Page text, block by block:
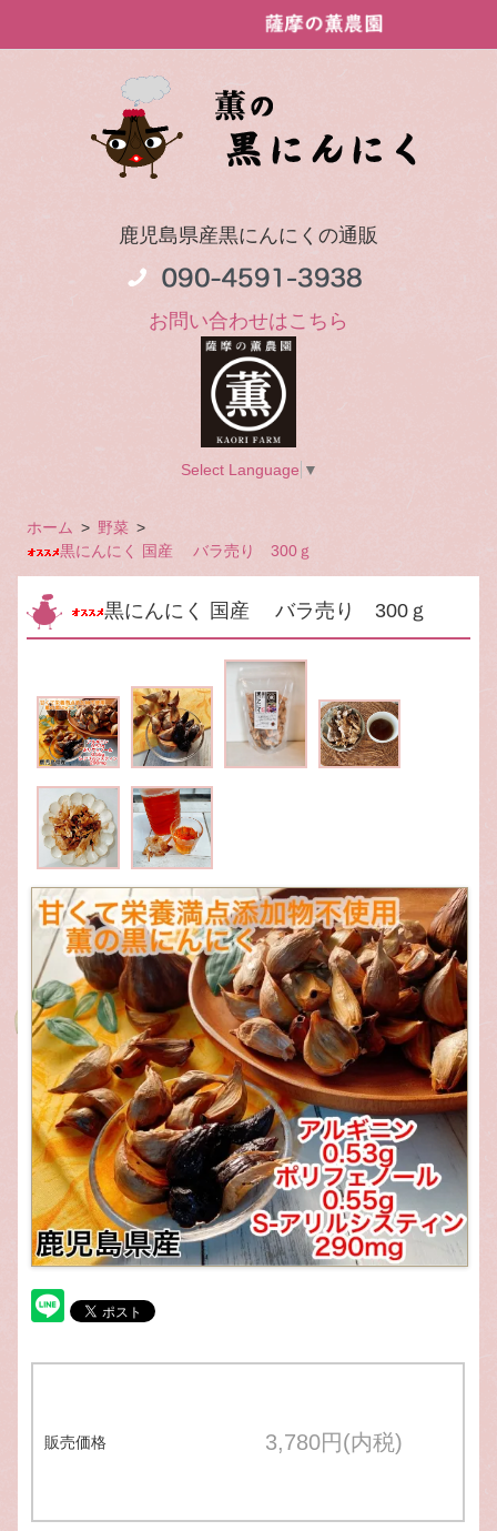
鹿児島県産黒にんにくの通販
お問い合わせはこちら
Select Language ▼
ホーム
野菜
黒にんにく 国産 バラ売り 300ｇ
黒にんにく 国産 バラ売り 300ｇ
販売価格 3,780円(内税)